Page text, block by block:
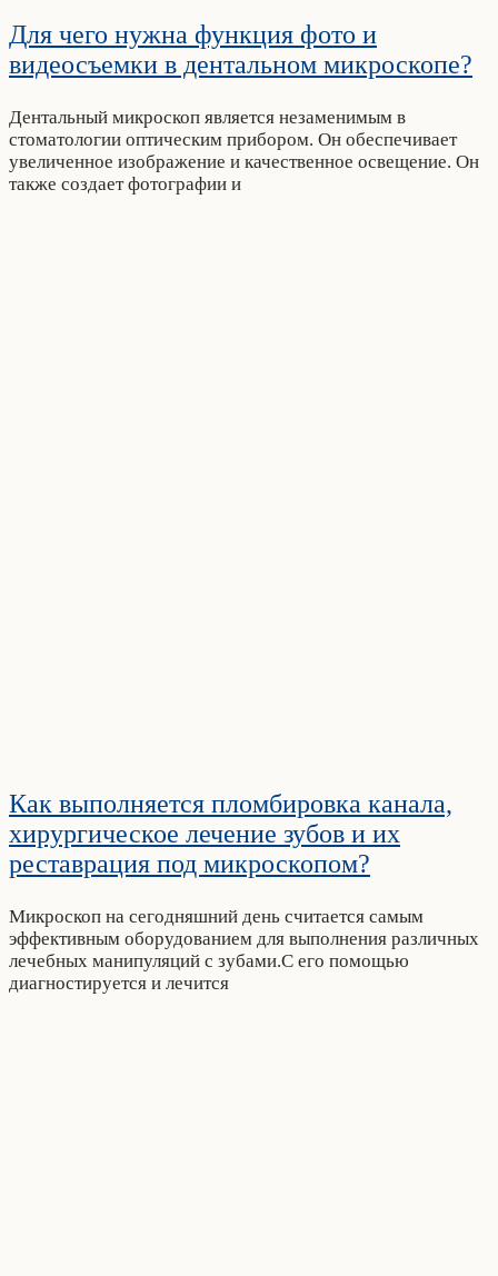
Для чего нужна функция фото и
видеосъемки в дентальном микроскопе?
Дентальный микроскоп является незаменимым в
стоматологии оптическим прибором. Он обеспечивает
увеличенное изображение и качественное освещение. Он
также создает фотографии и
Как выполняется пломбировка канала,
хирургическое лечение зубов и их
реставрация под микроскопом?
Микроскоп на сегодняшний день считается самым
эффективным оборудованием для выполнения различных
лечебных манипуляций с зубами.С его помощью
диагностируется и лечится